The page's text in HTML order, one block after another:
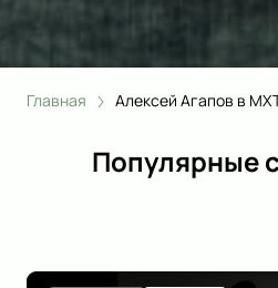
Главная Алексей Агапов в
Популярные